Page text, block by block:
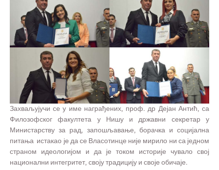
Захваљујучи се у име награђених, проф. др Дејан Антић, са
Филозофског факултета у Нишу и државни секретар у
Министарству за рад, запошљавање, борачка и социјална
питања истакао је да се Власотинце није мирило ни са једном
страном идеологијом и да је током историје чувало свој
национални интегритет, своју традицију и своје обичаје.